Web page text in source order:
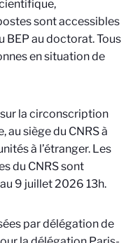
sont accessibles
BEP au doctorat. Tous
en situation de
la circonscription
siège du CNRS à
à l’étranger. Les
du CNRS sont
9 juillet 2026 13h.
par délégation de